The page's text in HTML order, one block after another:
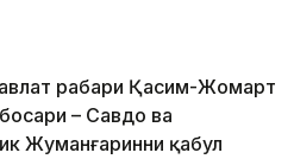
раҳбари Қасим-Жомарт
– Савдо ва
Жуманғаринни қабул